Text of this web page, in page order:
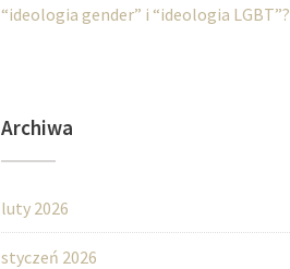
“ideologia gender” i “ideologia LGBT”?
Archiwa
luty 2026
styczeń 2026